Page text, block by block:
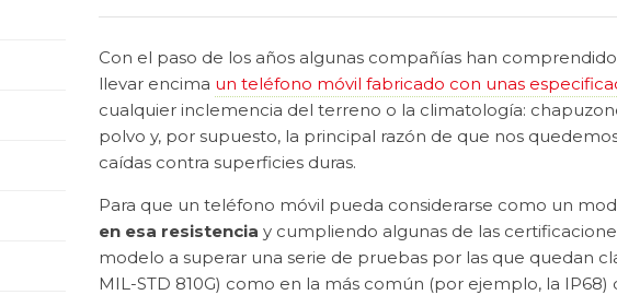
Con el paso de los años algunas compañías han
llevar encima un teléfono móvil fabricado con unas
cualquier inclemencia del terreno o la climatología:
polvo y, por supuesto, la principal razón de que nos
caídas contra superficies duras.
Para que un teléfono móvil pueda considerarse como un
en esa resistencia y cumpliendo algunas de las
modelo a superar una serie de pruebas por las que quedan
MIL-STD 810G) como en la más común (por ejemplo, la